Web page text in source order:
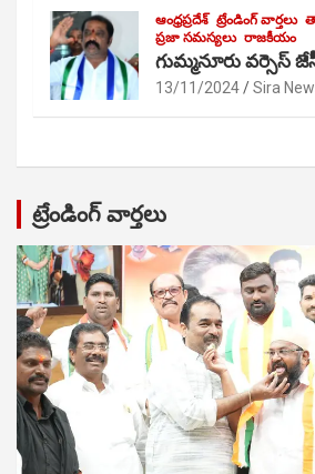
ఆంధ్రప్రదేశ్ ట్రేండింగ్ వార్తలు
ప్రజా సమస్యలు రాజకీయం
గుమ్మనూరు వర్సెస్
13/11/2024 Sira
ట్రేండింగ్ వార్తలు